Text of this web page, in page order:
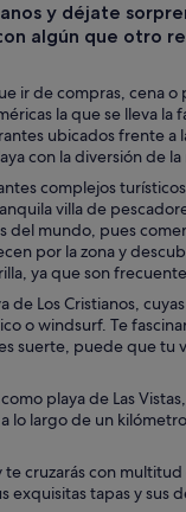
el sol y edificios al
y déjate
algún que otro
ir de compras, cena
la que se lleva
ubicados frente
con la diversión de la
complejos
villa de
mundo, pues
por la zona y
ya que son
de Los Cristianos,
o windsurf. Te
suerte, puede que
playa de Las
lo largo de un
te cruzarás con
exquisitas tapas y